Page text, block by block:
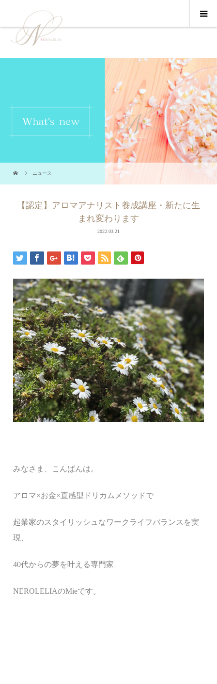
ニュース
【認定】アロマアナリスト養成講座・新たに生
まれ変わります
2022.03.21
みなさま、こんばんは。
アロマ×お金×直感型ドリカムメソッドで
起業家のスタイリッシュなワークライフバランス を実
現、
40代からの夢を叶える専門家
NEROLELIAのMieです。